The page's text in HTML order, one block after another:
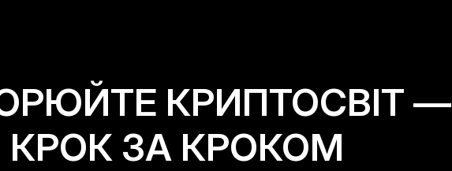
КРИПТОСВІТ —
КРОК ЗА КРОКОМ